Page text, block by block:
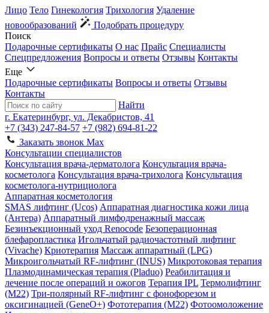
Лицо Тело Гинекология Трихология Удаление
новообразований
Подобрать процедуру
Поиск
Подарочные сертификаты О нас Прайс Специалисты
Спецпредложения Вопросы и ответы Отзывы Контакты
Еще
Подарочные сертификаты Вопросы и ответы Отзывы
Контакты
Найти
г. Екатеринбург, ул. Декабристов, 41
+7 (343) 247-84-57 +7 (982) 694-81-22
Заказать звонок Max
Консультации специалистов
Консультация врача-дерматолога Консультация врача-
косметолога Консультация врача-трихолога Консультация
косметолога-нутрициолога
Аппаратная косметология
SMAS лифтинг (Ucos) Аппаратная диагностика кожи лица
(Антера) Аппаратный лимфодренажный массаж
Безинъекционный уход Renocode Безоперационная
блефаропластика Игольчатый радиочастотный лифтинг
(Vivache) Криотерапия Массаж аппаратный (LPG)
Микроигольчатый RF-лифтинг (INUS) Микротоковая терапия
Плазмодинамическая терапия (Pladuo) Реабилитация и
лечение после операций и ожогов Терапия IPL Термолифтинг
(M22) Три-полярный RF-лифтинг c фонофорезом и
оксигинацией (GeneO+) Фототерапия (М22) Фотоомоложение